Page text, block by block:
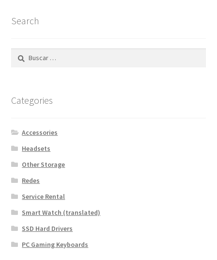
Search
Buscar:
Categories
Accessories
Headsets
Other Storage
Redes
Service Rental
Smart Watch (translated)
SSD Hard Drivers
PC Gaming Keyboards